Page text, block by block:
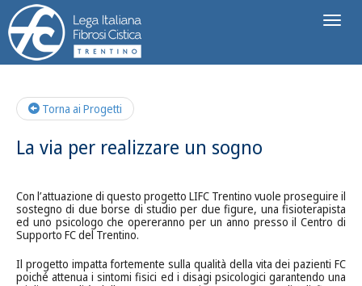
Torna ai Progetti
La via per realizzare un sogno
Con l’attuazione di questo progetto LIFC Trentino vuole proseguire il
sostegno di due borse di studio per due figure, una fisioterapista
ed uno psicologo che opereranno per un anno presso il Centro di
Supporto FC del Trentino.
Il progetto impatta fortemente sulla qualità della vita dei pazienti FC
poiché attenua i sintomi fisici ed i disagi psicologici garantendo una